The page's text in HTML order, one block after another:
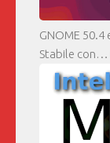
GNOME 50.4
Stabile con…